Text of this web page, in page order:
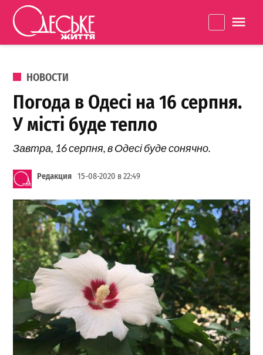
Перейти к содержанию
життя
ОПУБЛИКОВАНО В
НОВОСТИ
Погода в Одесі на 16 серпня.
У місті буде тепло
Завтра, 16 серпня, в Одесі буде сонячно.
Редакция 15-08-2020 в 22:49